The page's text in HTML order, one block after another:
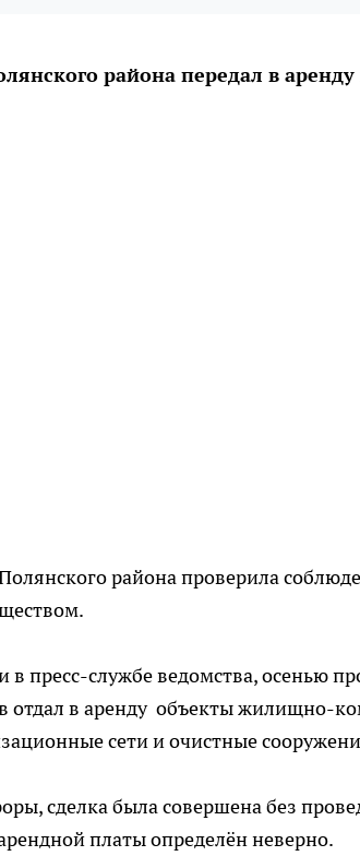
района передал в
района проверила
в пресс-службе ведомства, осенью
отдал в аренду объекты жилищно-
сети и очистные
сделка была совершена без
платы определён неверно.